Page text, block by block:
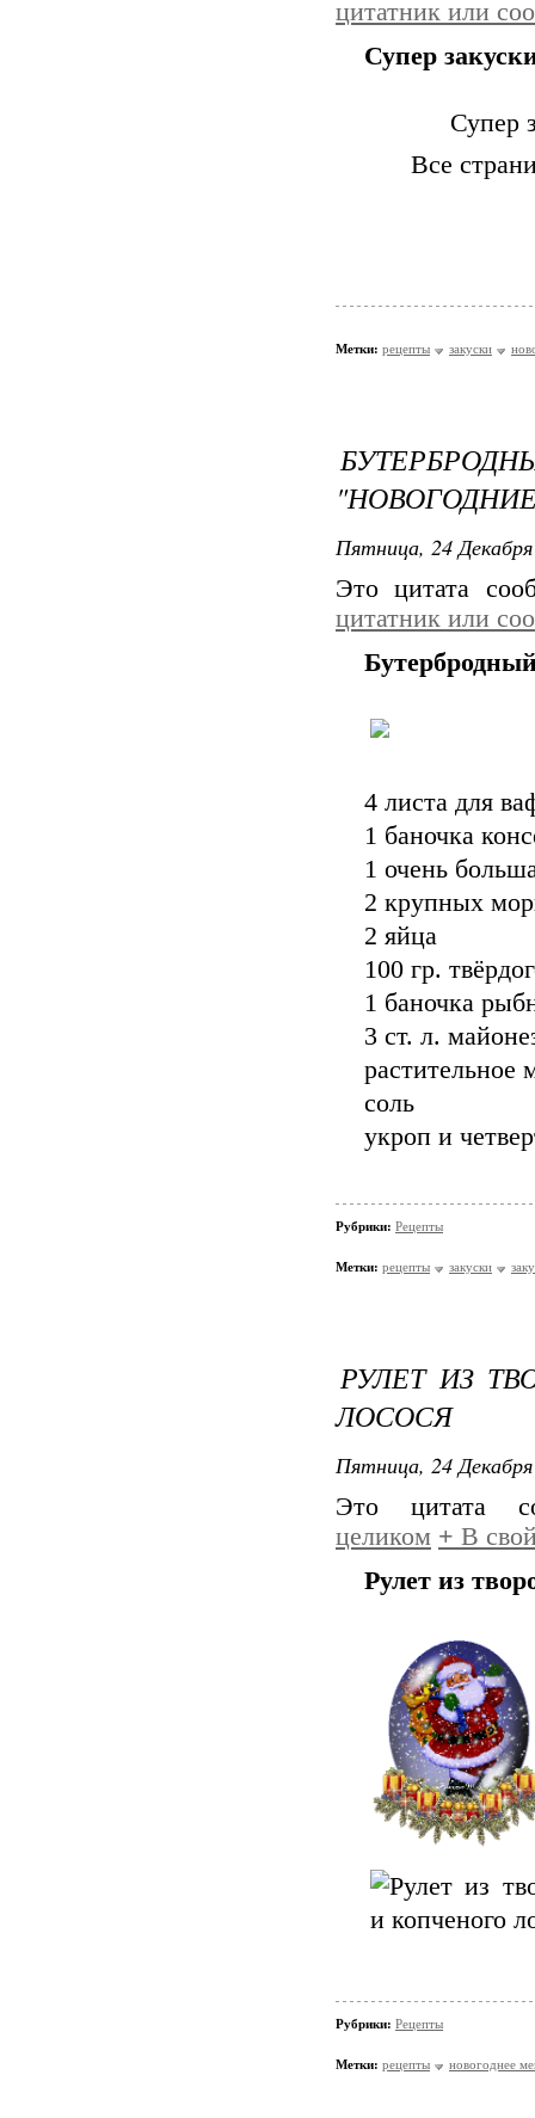
цитатник или
Супер
Супер
Все
Метки: рецепты закуски
Пятница, 24
Это цитата
цитатник или
4 листа для
1 баночка
1 очень
2 крупных
2 яйца
100 гр.
1 баночка
3 ст. л.
растительное
соль
укроп и
Рубрики: Рецепты
Метки: рецепты закуски
РУЛЕТ ИЗ
ЛОСОСЯ
Пятница, 24
Это цитата
целиком + В
Рулет из
Рубрики: Рецепты
Метки: рецепты новогоднее